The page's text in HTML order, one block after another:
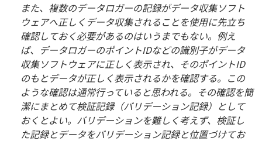
また、複数のデータロガーの記録がデータ収集ソフト
ウェアへ正しくデータ収集されることを使用に先立ち
確認しておく必要があるのはいうまでもない。例え
ば、データロガーのポイントIDなどの識別子がデータ
収集ソフトウェアに正しく表示され、そのポイントID
のもとデータが正しく表示されるかを確認する。この
ような確認は通常行っていると思われる。その確認を簡
潔にまとめて検証記録（バリデーション記録）として
おくとよい。バリデーションを難しく考えず、検証し
た記録とデータをバリデーション記録と位置づけてお